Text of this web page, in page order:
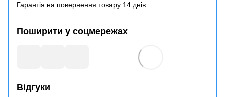
Гарантія на повернення товару 14 днів.
Поширити у соцмережах
Відгуки